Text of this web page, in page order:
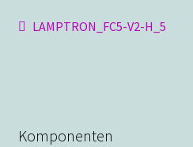
Beitragsnavigation
Vorheriger
LAMPTRON_FC5-V2-H_5
Komponenten